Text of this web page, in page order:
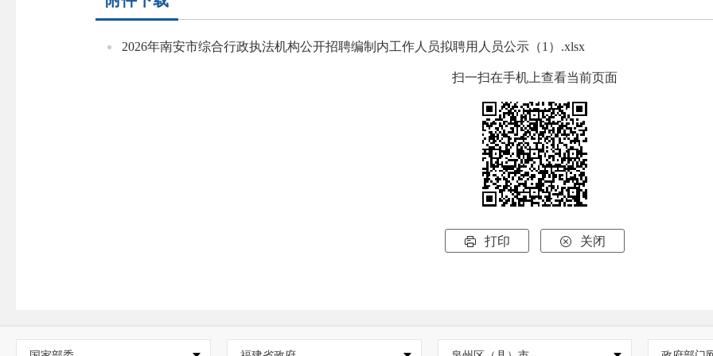
2026年南安市综合行政执法机构公开招聘编制内工作人员拟聘用人员公示（1）.xlsx
扫一扫在手机上查看当前页面
 打印  关闭